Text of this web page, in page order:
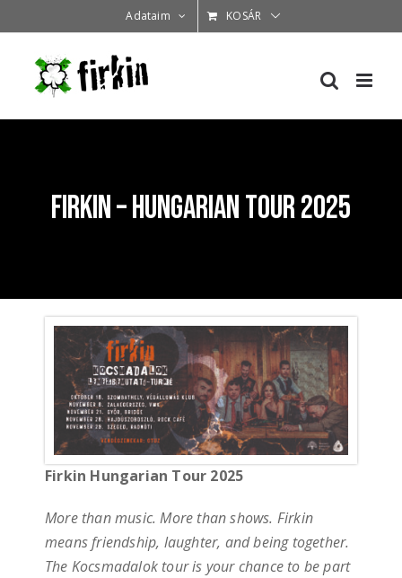
Adataim KOSÁR
Firkin – Hungarian Tour 2025
Firkin Hungarian Tour 2025
More than music. More than shows. Firkin
means friendship, laughter, and being together.
The Kocsmadalok tour is your chance to be part